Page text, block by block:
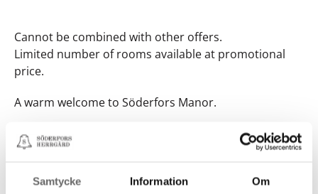
Samtycke Information Om
Cannot be combined with other offers.
Limited number of rooms available at promotional
price.
A warm welcome to Söderfors Manor.
Book Now
Book Now